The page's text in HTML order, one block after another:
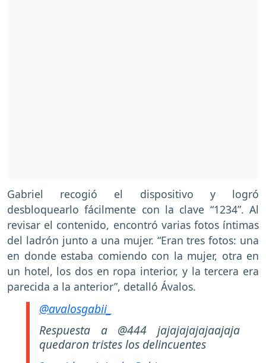
Gabriel recogió el dispositivo y logró
desbloquearlo fácilmente con la clave “1234”. Al
revisar el contenido, encontró varias fotos íntimas
del ladrón junto a una mujer. “Eran tres fotos: una
en donde estaba comiendo con la mujer, otra en
un hotel, los dos en ropa interior, y la tercera era
parecida a la anterior”, detalló Ávalos.
@avalosgabii_
Respuesta a @444 jajajajajajaajaja
quedaron tristes los delincuentes